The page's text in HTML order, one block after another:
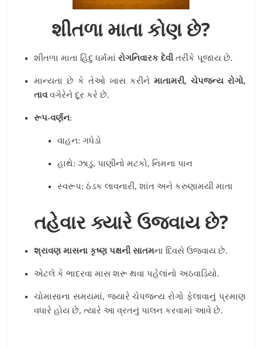
શીતળા માતા કોણ છે?
શીતળા માતા હિંદુ ધર્મમાંરોગનિવારક દેવીતરીકે પૂજાય છે.
માન્યતા છે કે તેઓ ખાસ કરીને માતામરી, ચેપજન્ય રોગો,
તાવવગેરેને દૂર કરે છે.
રૂપ-વર્ણન:
વાહન: ગધેડો
હાથે: ઝાડુ, પાણીનો મટકો, નિમના પાન
સ્વરૂપ: ઠંડક લાવનારી, શાંત અને કરુણામયી માતા
તહેવાર ક્યારે ઉજવાય છે?
શ્રાવણ માસના કૃષ્ણ પક્ષની સાતમના દિવસે ઉજવાય છે.
એટલે કે ભાદરવા માસ શરૂ થવા પહેલાંનો અઠવાડિયો.
ચોમાસાના સમયમાં, જ્યારે ચેપજન્ય રોગો ફેલાવાનું પ્રમાણ
વધારે હોય છે, ત્યારે આ વ્રતનું પાલન કરવામાં આવે છે.